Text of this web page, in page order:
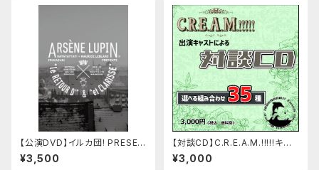
【公演DVD】イルカ団! PRESEN
TS RATATATTAT!×モーリス・
ルブラン ARSÈNE LUPIN 2e
¥3,500
【対談CD】C.R.E.A.M.!!!!!キャ
スト対談CD
¥3,000